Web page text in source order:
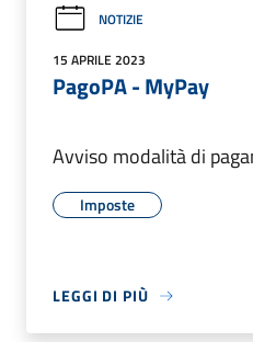
NOTIZIE
15 APRILE 2023
PagoPA - MyPay
Avviso modalità di
Imposte
LEGGI DI PIÙ